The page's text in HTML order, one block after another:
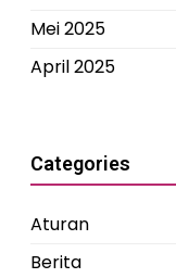
Mei 2025
April 2025
Categories
Aturan
Berita